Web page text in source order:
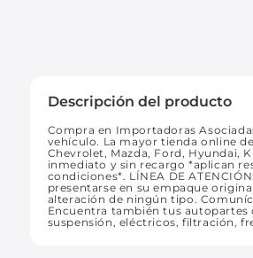
Descripción del producto
Compra en Importadoras
vehículo. La mayor tienda online
Chevrolet, Mazda, Ford, Hyundai,
inmediato y sin recargo *aplican
condiciones*. LÍNEA DE
presentarse en su empaque
alteración de ningún tipo.
Encuentra también tus autopartes
suspensión, eléctricos, filtración,